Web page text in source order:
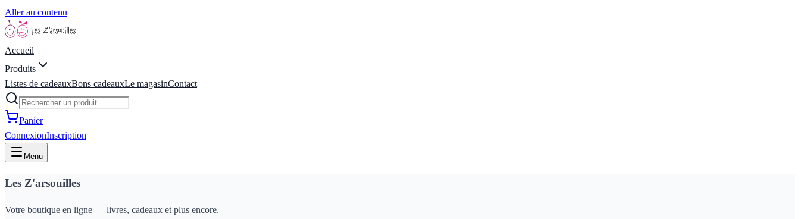
Aller au contenu
Accueil
Produits
Listes de cadeauxBons cadeauxLe magasinContact
Panier
ConnexionInscription
Menu
Les Z'arsouilles
Votre boutique en ligne — livres, cadeaux et plus encore.